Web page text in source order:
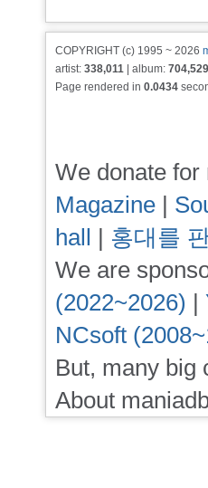
COPYRIGHT (c) 1995 ~ 2026
artist: 338,011 | album: 704,529
Page rendered in 0.0434
We donate for
Magazine |
hall | 홍대를
We are
(2022~2026) |
NCsoft
But, many big
About